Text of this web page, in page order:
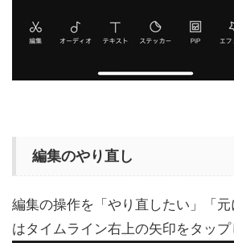
編集のやり直し
編集の操作を「やり直したい」「
はタイムライン右上の矢印をタップ